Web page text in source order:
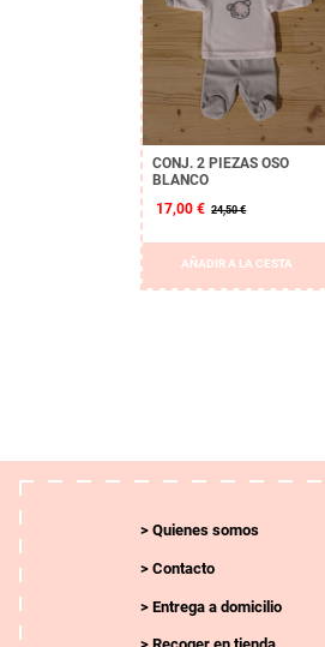
CONJ. 2 PIEZAS OSO
BLANCO
17,00 € 24,50 €
AÑADIR A LA CESTA
Quienes somos
Contacto
Entrega a domicilio